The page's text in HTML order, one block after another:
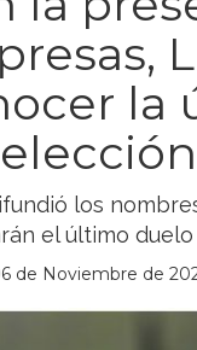
la
los
el último
de Noviembre de